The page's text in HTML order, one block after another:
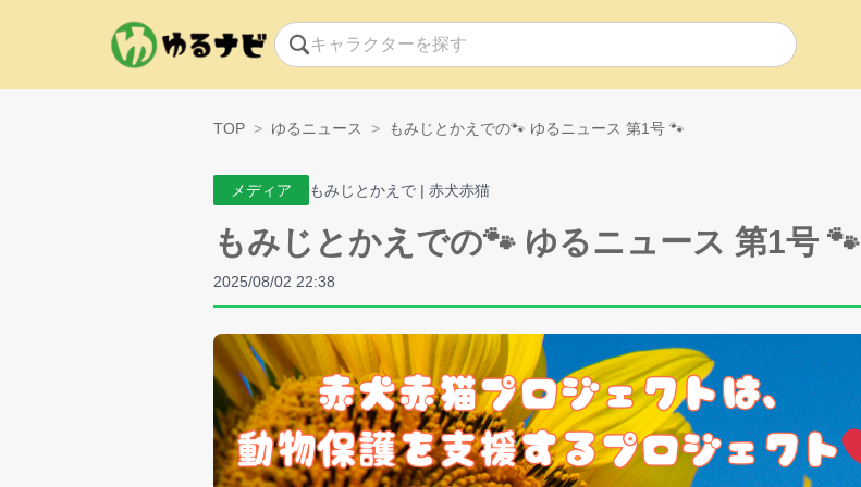
TOP ゆるニュース もみじとかえでの🐾 ゆるニュース 第1号 🐾
メディア もみじとかえで | 赤犬赤猫
もみじとかえでの🐾 ゆるニュース 第1号 🐾
2025/08/02 22:38